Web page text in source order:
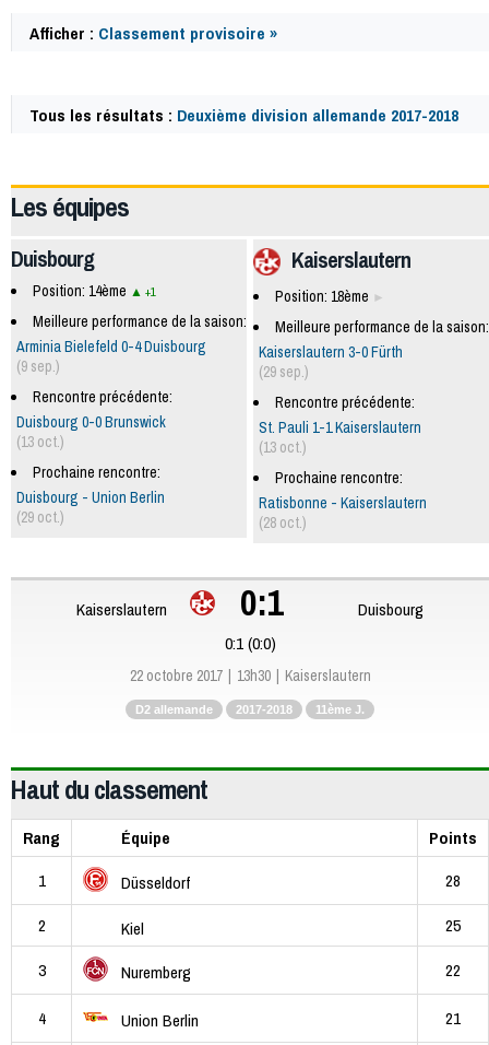
Afficher : Classement provisoire »
Tous les résultats : Deuxième division allemande 2017-2018
Les équipes
Kaiserslautern
Position: 18ème
Meilleure performance de la saison:
Kaiserslautern 3-0 Fürth
(29 sep.)
Rencontre précédente:
St. Pauli 1-1 Kaiserslautern
(13 oct.)
Prochaine rencontre:
Ratisbonne - Kaiserslautern
(28 oct.)
Duisbourg
Position: 14ème +1
Meilleure performance de la saison:
Arminia Bielefeld 0-4 Duisbourg
(9 sep.)
Rencontre précédente:
Duisbourg 0-0 Brunswick
(13 oct.)
Prochaine rencontre:
Duisbourg - Union Berlin
(29 oct.)
Kaiserslautern 0:1
Duisbourg
0:1 (0:0)
22 octobre 2017 13h30 Kaiserslautern
D2 allemande 2017-2018 11ème J.
Haut du classement
Rang Équipe
Points
1
Düsseldorf
28
2
Kiel
25
3
Nuremberg 22
4 Union Berlin 21